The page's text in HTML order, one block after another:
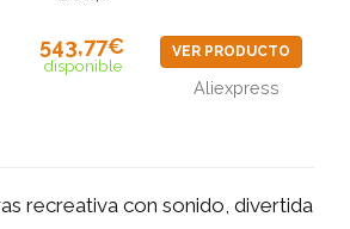
543,77€
disponible
VER PRODUCTO
Aliexpress
recreativa con sonido, divertida